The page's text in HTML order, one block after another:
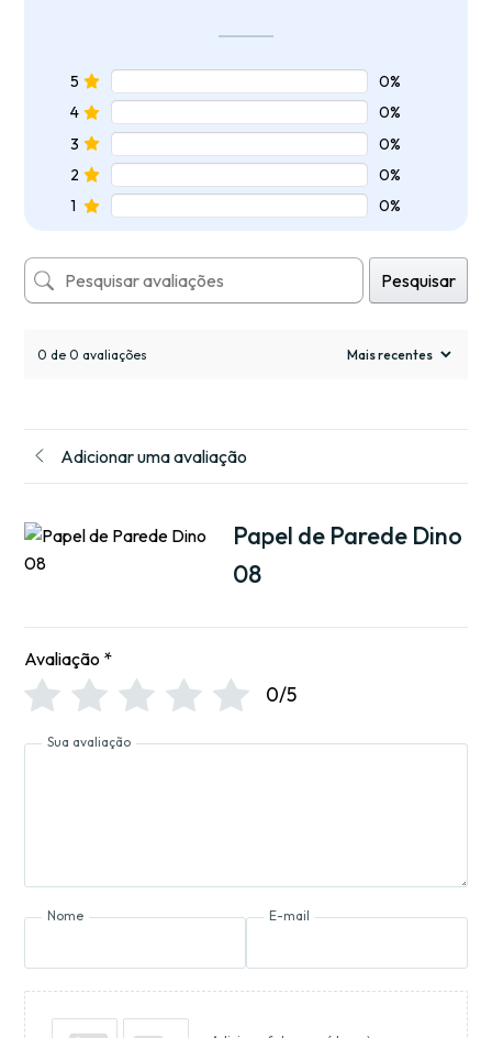
5
0%
4
0%
3
0%
2
0%
1
0%
Pesquisar
0 de 0 avaliações
Adicionar uma avaliação
Papel de Parede Dino
08
Avaliação *
0/5
Sua avaliação
Nome E-mail